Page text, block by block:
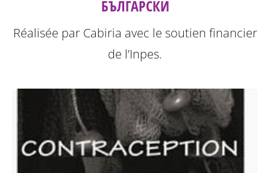
БЪЛГАРСКИ
Réalisée par Cabiria avec le soutien financier
de l’Inpes.